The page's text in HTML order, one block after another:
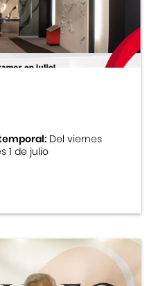
Japonés
Japonesa
Del viernes
1 de julio